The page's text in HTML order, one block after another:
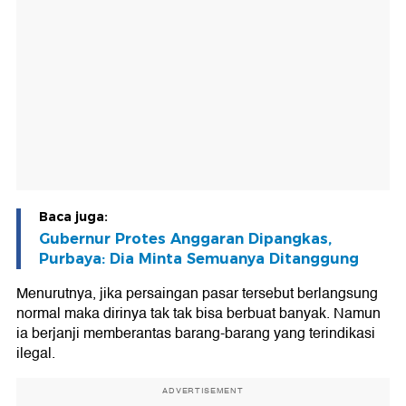
Baca juga:
Gubernur Protes Anggaran Dipangkas,
Purbaya: Dia Minta Semuanya Ditanggung
Menurutnya, jika persaingan pasar tersebut berlangsung
normal maka dirinya tak tak bisa berbuat banyak. Namun
ia berjanji memberantas barang-barang yang terindikasi
ilegal.
ADVERTISEMENT